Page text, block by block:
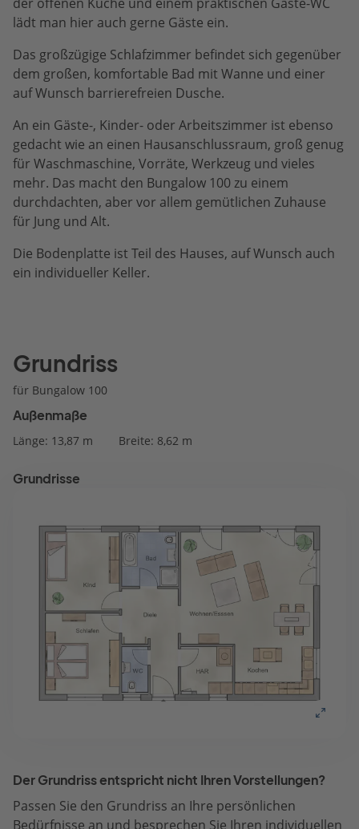
lädt man hier auch gerne Gäste ein.
Das großzügige Schlafzimmer befindet sich gegenüber
dem großen, komfortable Bad mit Wanne und einer
auf Wunsch barrierefreien Dusche.
An ein Gäste-, Kinder- oder Arbeitszimmer ist ebenso
gedacht wie an einen Hausanschlussraum, groß genug
für Waschmaschine, Vorräte, Werkzeug und vieles
mehr. Das macht den Bungalow 100 zu einem
durchdachten, aber vor allem gemütlichen Zuhause
für Jung und Alt.
Die Bodenplatte ist Teil des Hauses, auf Wunsch auch
ein individueller Keller.
Grundriss
für Bungalow 100
Außenmaße
Länge: 13,87 m Breite: 8,62 m
Grundrisse
Der Grundriss entspricht nicht Ihren Vorstellungen?
Passen Sie den Grundriss an Ihre persönlichen
Bedürfnisse an und besprechen Sie Ihren individuellen